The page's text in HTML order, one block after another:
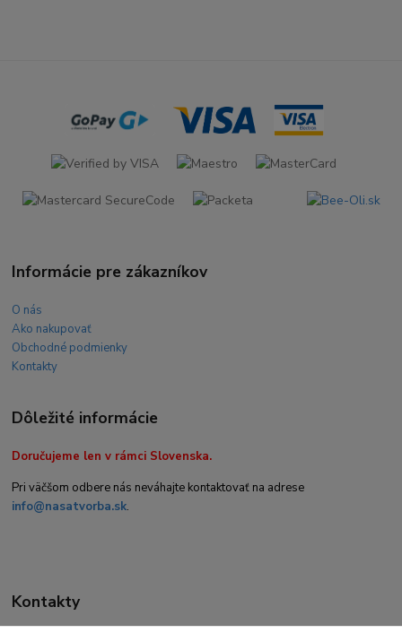
Informácie pre zákazníkov
O nás
Ako nakupovať
Obchodné podmienky
Kontakty
Dôležité informácie
Doručujeme len v rámci Slovenska.
Pri väčšom odbere nás neváhajte kontaktovať na adrese
info@nasatvorba.sk.
Kontakty